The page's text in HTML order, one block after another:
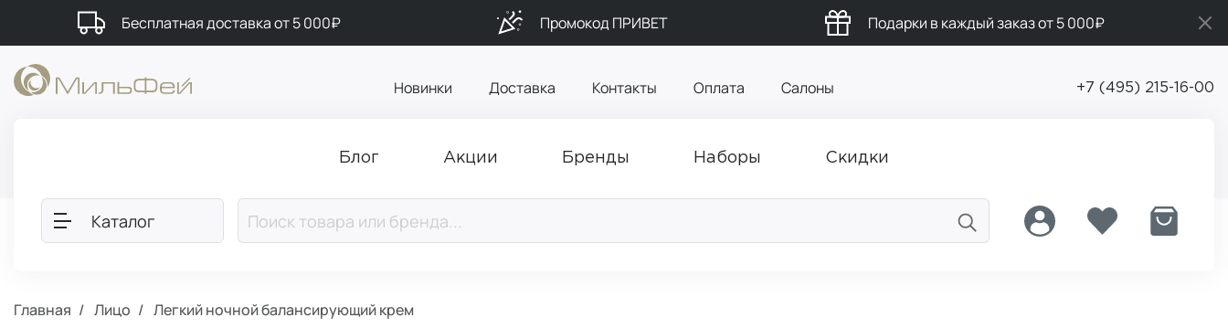
Бесплатная доставка от 5 000₽ Промокод ПРИВЕТ Подарки в каждый заказ от 5 000₽
Новинки Доставка Контакты Оплата Салоны +7 (495) 215-16-00
Блог Акции Бренды Наборы Скидки
Каталог
Главная Лицо Легкий ночной балансирующий крем